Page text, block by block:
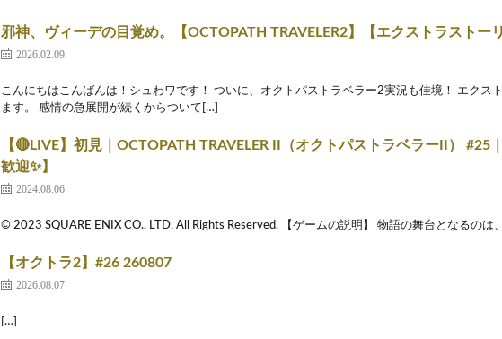
邪神、ヴィーデの目覚め。【OCTOPATH TRAVELER2】【エクストラストー
2026.02.09
こんにちはこんばんは！シュわワです！ ついに、オクトパストラベラー2実況も佳境！ エクス
ます。 感情の急展開が続くからついて[…]
【🔴LIVE】初見｜OCTOPATH TRAVELER II（オクトパストラベラーII） #25
歓迎✨】
2024.08.06
© 2023 SQUARE ENIX CO., LTD. All Rights Reserved. 【ゲームの説明】 物語の舞台となるのは
【オクトラ2】#26 260807
2026.08.07
[…]